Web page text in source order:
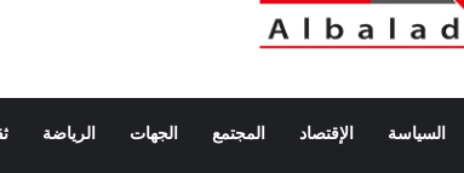
السياسة الإقتصاد المجتمع الجهات الرياضة